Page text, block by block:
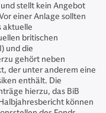
stellt kein Angebot
einer Anlage sollten
aktuelle
britischen
und die
gehört neben
der unter anderem eine
enthält. Die
hierzu, das BiB
können